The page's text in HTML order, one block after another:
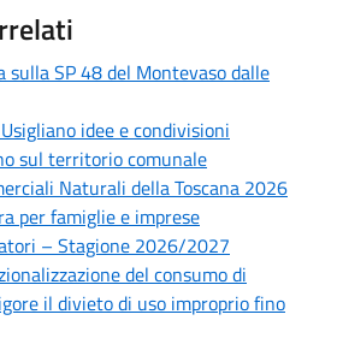
SP 48 del Montevaso dalle
idee e condivisioni
sul territorio comunale
Naturali della Toscana 2026
per famiglie e imprese
– Stagione 2026/2027
del consumo di
il divieto di uso improprio fino